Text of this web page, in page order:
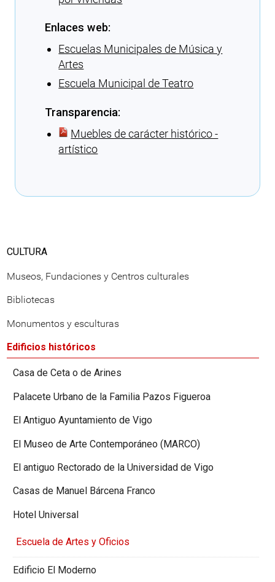
Enlaces web:
Escuelas Municipales de Música y
Artes
Escuela Municipal de Teatro
Transparencia:
Muebles de carácter histórico -
artístico
CULTURA
Museos, Fundaciones y Centros culturales
Bibliotecas
Monumentos y esculturas
Edificios históricos
Casa de Ceta o de Arines
Palacete Urbano de la Familia Pazos Figueroa
El Antiguo Ayuntamiento de Vigo
El Museo de Arte Contemporáneo (MARCO)
El antiguo Rectorado de la Universidad de Vigo
Casas de Manuel Bárcena Franco
Hotel Universal
Escuela de Artes y Oficios
Edificio El Moderno